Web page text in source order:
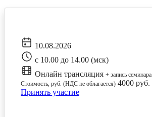
10.08.2026
с 10.00 до 14.00 (мск)
Онлайн трансляция + запись семинара
Стоимость, руб. (НДС не облагается) 4000 руб.
Принять участие